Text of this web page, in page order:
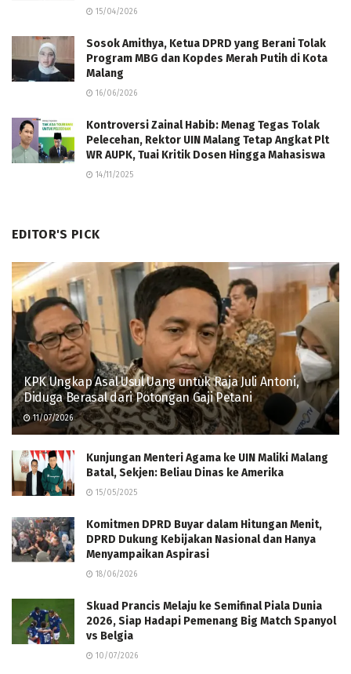
15/04/2026
Sosok Amithya, Ketua DPRD yang Berani Tolak
Program MBG dan Kopdes Merah Putih di Kota
Malang
16/06/2026
Kontroversi Zainal Habib: Menag Tegas Tolak
Pelecehan, Rektor UIN Malang Tetap Angkat Plt
WR AUPK, Tuai Kritik Dosen Hingga Mahasiswa
14/11/2025
EDITOR'S PICK
KPK Ungkap Asal Usul Uang untuk Raja Juli Antoni,
Diduga Berasal dari Potongan Gaji Petani
11/07/2026
Kunjungan Menteri Agama ke UIN Maliki Malang
Batal, Sekjen: Beliau Dinas ke Amerika
15/05/2025
Komitmen DPRD Buyar dalam Hitungan Menit,
DPRD Dukung Kebijakan Nasional dan Hanya
Menyampaikan Aspirasi
18/06/2026
Skuad Prancis Melaju ke Semifinal Piala Dunia
2026, Siap Hadapi Pemenang Big Match Spanyol
vs Belgia
10/07/2026